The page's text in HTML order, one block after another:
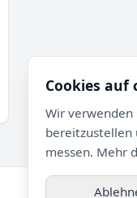
Cookies auf
Wir verwenden
bereitzustellen
messen. Mehr